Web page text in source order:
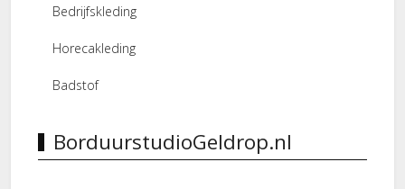
Bedrijfskleding
Horecakleding
Badstof
BorduurstudioGeldrop.nl